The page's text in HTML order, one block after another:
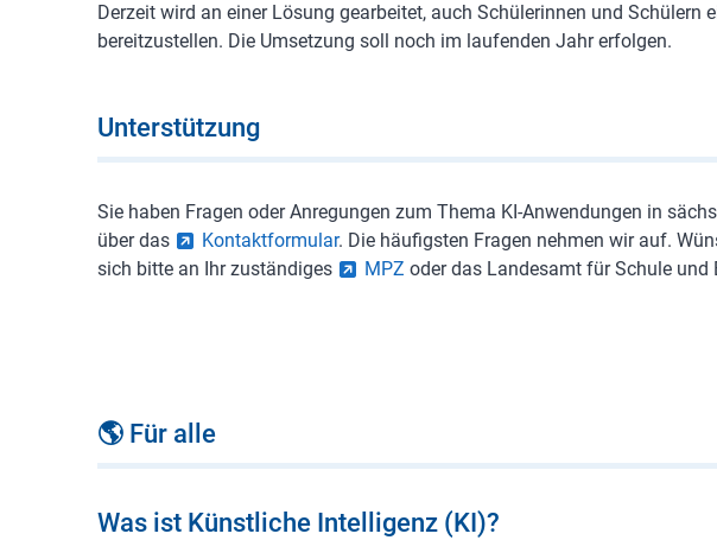
Derzeit wird an einer Lösung gearbeitet, auch Schülerinnen und Schülern
bereitzustellen. Die Umsetzung soll noch im laufenden Jahr erfolgen.
Unterstützung
Sie haben Fragen oder Anregungen zum Thema KI-Anwendungen in
über das
Kontaktformular. Die häufigsten Fragen nehmen wir auf.
sich bitte an Ihr zuständiges
MPZ oder das Landesamt für Schule und
🌎 Für alle
Was ist Künstliche Intelligenz (KI)?